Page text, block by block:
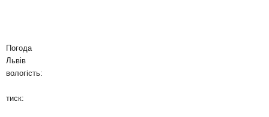
Погода
Львів
вологість:
тиск: